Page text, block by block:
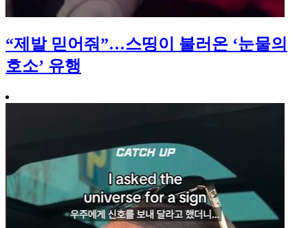
“제발 믿어줘”…스띵이 불러온 ‘눈물의
호소’ 유행